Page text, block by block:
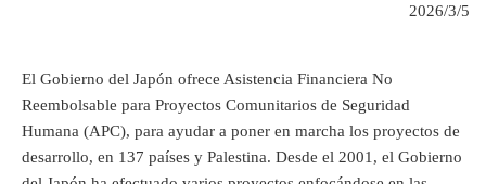
2026/3/5
El Gobierno del Japón ofrece Asistencia Financiera No
Reembolsable para Proyectos Comunitarios de Seguridad
Humana (APC), para ayudar a poner en marcha los proyectos de
desarrollo, en 137 países y Palestina. Desde el 2001, el Gobierno